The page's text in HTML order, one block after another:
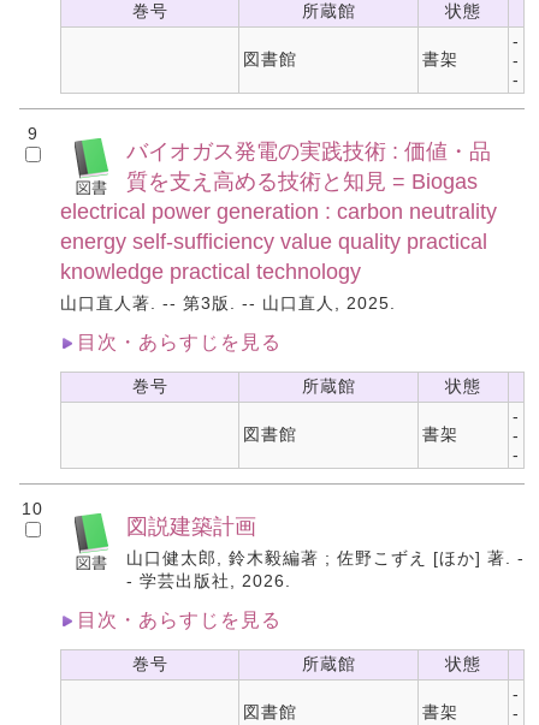
巻号 所蔵館 状態
図書館 書架
-
-
-
9
バイオガス発電の実践技術 : 価値・品
質を支え高める技術と知見 = Biogas
electrical power generation : carbon neutrality
energy self-sufficiency value quality practical
knowledge practical technology
山口直人著. -- 第3版. -- 山口直人, 2025.
目次・あらすじを見る
巻号 所蔵館 状態
図書館 書架
-
-
-
10
図説建築計画
山口健太郎, 鈴木毅編著 ; 佐野こずえ [ほか] 著. -
- 学芸出版社, 2026.
目次・あらすじを見る
巻号 所蔵館 状態
図書館 書架
-
-